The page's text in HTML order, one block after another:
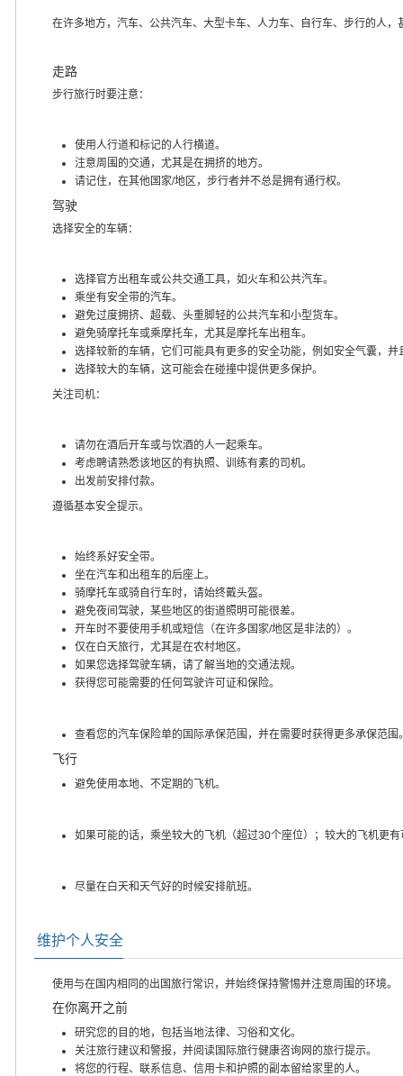
在许多地方，汽车、公共汽车、大型卡车、人力车、自行车、步行的人
走路
步行旅行时要注意：
使用人行道和标记的人行横道。
注意周围的交通，尤其是在拥挤的地方。
请记住，在其他国家/地区，步行者并不总是拥有通行权。
驾驶
选择安全的车辆：
选择官方出租车或公共交通工具，如火车和公共汽车。
乘坐有安全带的汽车。
避免过度拥挤、超载、头重脚轻的公共汽车和小型货车。
避免骑摩托车或乘摩托车，尤其是摩托车出租车。
选择较新的车辆，它们可能具有更多的安全功能，例如安全气囊，并
选择较大的车辆，这可能会在碰撞中提供更多保护。
关注司机：
请勿在酒后开车或与饮酒的人一起乘车。
考虑聘请熟悉该地区的有执照、训练有素的司机。
出发前安排付款。
遵循基本安全提示。
始终系好安全带。
坐在汽车和出租车的后座上。
骑摩托车或骑自行车时，请始终戴头盔。
避免夜间驾驶，某些地区的街道照明可能很差。
开车时不要使用手机或短信（在许多国家/地区是非法的）。
仅在白天旅行，尤其是在农村地区。
如果您选择驾驶车辆，请了解当地的交通法规。
获得您可能需要的任何驾驶许可证和保险。
查看您的汽车保险单的国际承保范围，并在需要时获得更多承保范围
飞行
避免使用本地、不定期的飞机。
如果可能的话，乘坐较大的飞机（超过30个座位）；较大的飞机更
尽量在白天和天气好的时候安排航班。
维护个人安全
使用与在国内相同的出国旅行常识，并始终保持警惕并注意周围的环境。
在你离开之前
研究您的目的地，包括当地法律、习俗和文化。
关注旅行建议和警报，并阅读国际旅行健康咨询网的旅行提示。
将您的行程、联系信息、信用卡和护照的副本留给家里的人。